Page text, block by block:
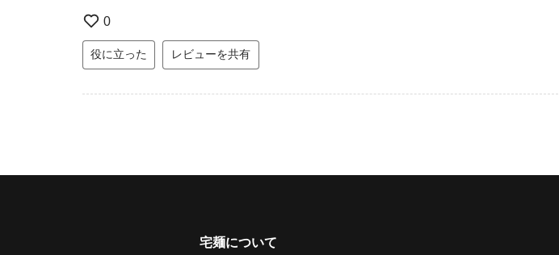
0
役に立った レビューを共有
宅麺について